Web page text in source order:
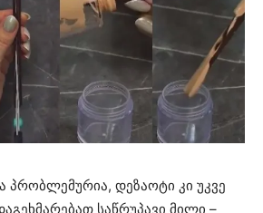
პრობლემურია, დეზაოტი კი უკვე
საწრუპავი მილი –